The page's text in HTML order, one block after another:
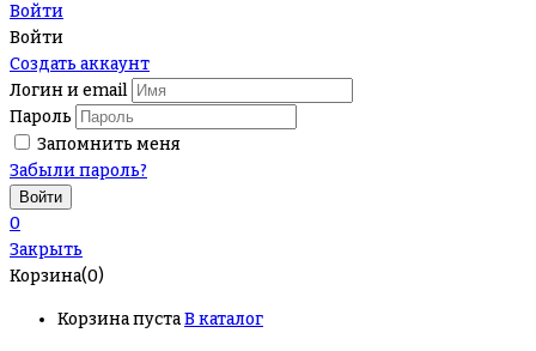
Войти
Войти
Создать аккаунт
Логин и email
Пароль
Запомнить меня
Забыли пароль?
0
Закрыть
Корзина(0)
Корзина пустаВ каталог